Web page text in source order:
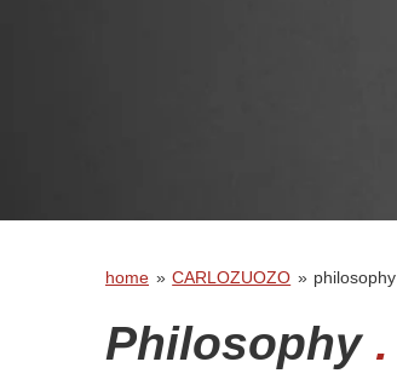
home » CARLOZUOZO » philosophy
Philosophy .